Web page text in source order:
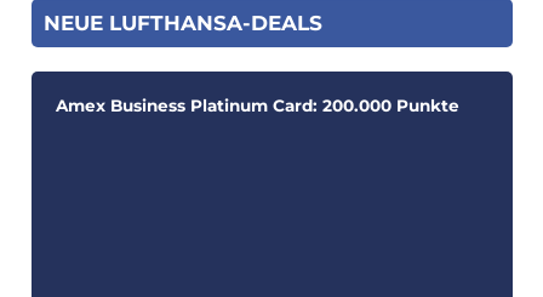
NEUE LUFTHANSA-DEALS
Amex Business Platinum Card: 200.000 Punkte